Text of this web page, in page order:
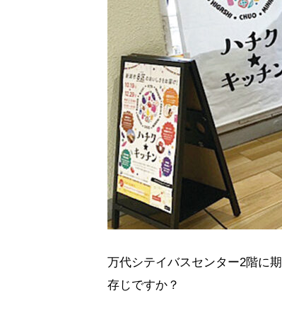
万代シテイバスセンター2階に
存じですか？